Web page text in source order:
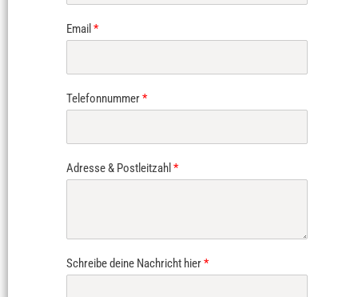
Email *
Telefonnummer*
Adresse & Postleitzahl *
Schreibe deine Nachricht hier*